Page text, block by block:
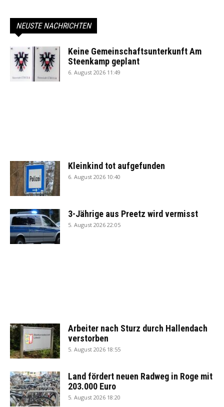
NEUSTE NACHRICHTEN
Keine Gemeinschaftsunterkunft Am
Steenkamp geplant
6. August 2026 11:49
Kleinkind tot aufgefunden
6. August 2026 10:40
3-Jährige aus Preetz wird vermisst
5. August 2026 22:05
Arbeiter nach Sturz durch Hallendach
verstorben
5. August 2026 18:55
Land fördert neuen Radweg in Roge mit
203.000 Euro
5. August 2026 18:20